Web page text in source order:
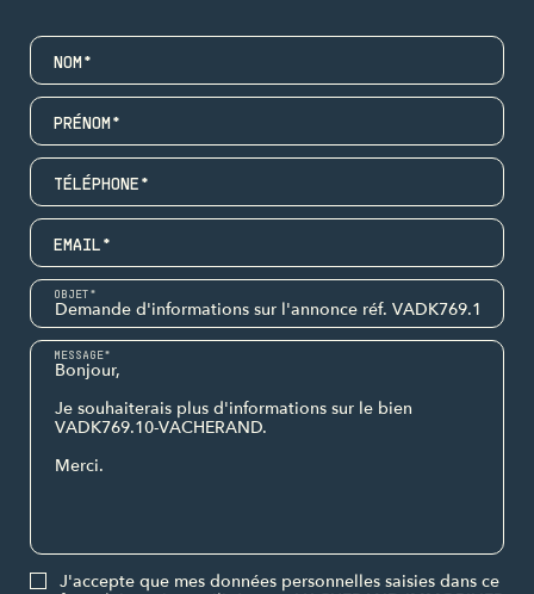
NOM*
PRÉNOM*
TÉLÉPHONE*
EMAIL*
OBJET*
MESSAGE*
J'accepte que mes données personnelles saisies dans ce